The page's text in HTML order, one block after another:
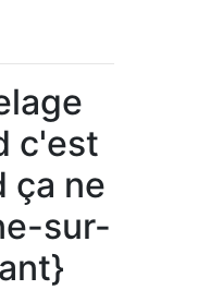
c'est
ça ne
sur-